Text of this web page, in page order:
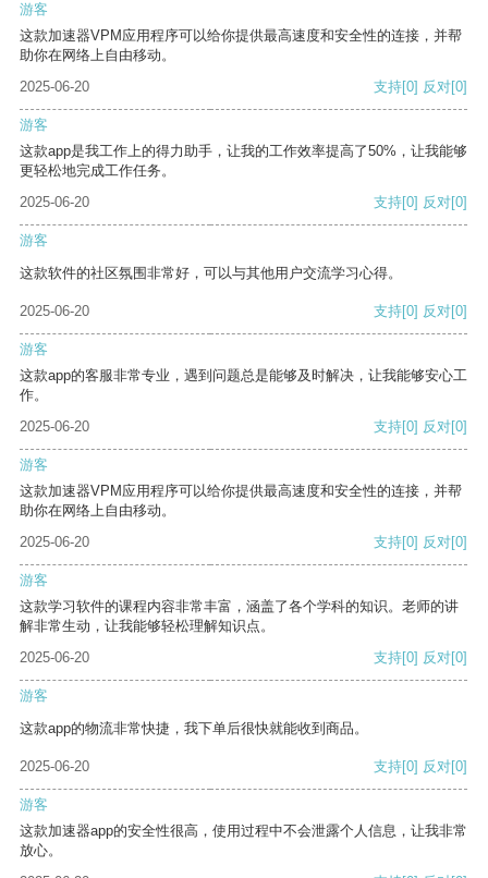
游客
这款加速器VPM应用程序可以给你提供最高速度和安全性的连接，并帮
助你在网络上自由移动。
2025-06-20
支持[0] 反对[0]
游客
这款app是我工作上的得力助手，让我的工作效率提高了50%，让我能够
更轻松地完成工作任务。
2025-06-20
支持[0] 反对[0]
游客
这款软件的社区氛围非常好，可以与其他用户交流学习心得。
2025-06-20 支持[0] 反对[0]
游客
这款app的客服非常专业，遇到问题总是能够及时解决，让我能够安心工
作。
2025-06-20
支持[0] 反对[0]
游客
这款加速器VPM应用程序可以给你提供最高速度和安全性的连接，并帮
助你在网络上自由移动。
2025-06-20
支持[0] 反对[0]
游客
这款学习软件的课程内容非常丰富，涵盖了各个学科的知识。老师的讲
解非常生动，让我能够轻松理解知识点。
2025-06-20
支持[0] 反对[0]
游客
这款app的物流非常快捷，我下单后很快就能收到商品。
2025-06-20 支持[0] 反对[0]
游客
这款加速器app的安全性很高，使用过程中不会泄露个人信息，让我非常
放心。